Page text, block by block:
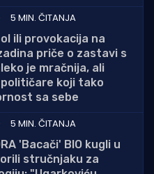
5 MIN. ČITANJA
ili provokacija na
priče o zastavi s
je mračnija, ali
koji tako
sa sebe
5 MIN. ČITANJA
'Bacači' BIO kugli u
stručnjaku za